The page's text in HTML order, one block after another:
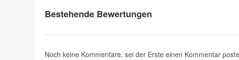
Bestehende Bewertungen
Noch keine Kommentare, sei der Erste einen Kommentar